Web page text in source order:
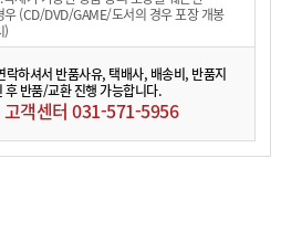
우 (CD/DVD/GAME/도서의 경우 포장 개봉
)
하셔서 반품사유, 택배사, 배송비, 반품지
후 반품/교환 진행 가능합니다.
고객센터 031-571-5956